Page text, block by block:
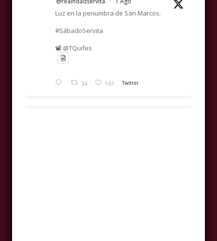
Luz en la penumbra de San Marcos.
#SábadoServita
📽️ @TQuifes
34 161 Twitter